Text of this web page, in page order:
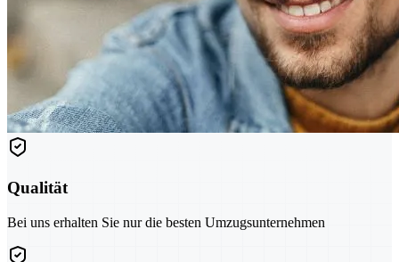
Qualität
Bei uns erhalten Sie nur die besten Umzugsunternehmen